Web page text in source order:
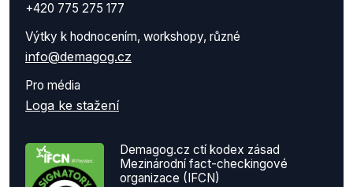
+420 775 275 177
Výtky k hodnocením, workshopy, různé
info@demagog.cz
Pro média
Loga ke stažení
Demagog.cz ctí kodex zásad
Mezinárodní fact-checkingové
organizace (IFCN)